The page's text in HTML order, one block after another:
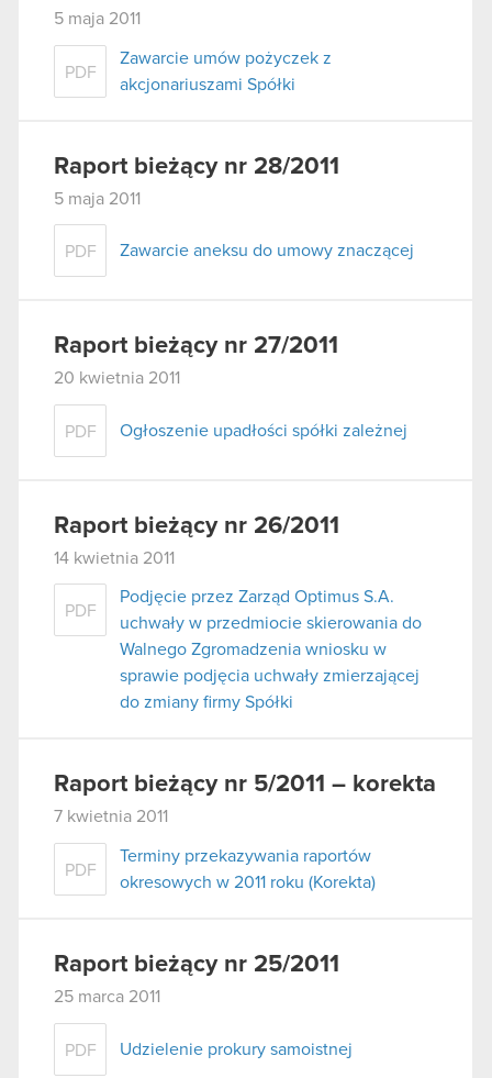
5 maja 2011
PDF
Zawarcie umów pożyczek z
akcjonariuszami Spółki
Raport bieżący nr 28/2011
5 maja 2011
PDF Zawarcie aneksu do umowy znaczącej
Raport bieżący nr 27/2011
20 kwietnia 2011
PDF Ogłoszenie upadłości spółki zależnej
Raport bieżący nr 26/2011
14 kwietnia 2011
PDF
Podjęcie przez Zarząd Optimus S.A.
uchwały w przedmiocie skierowania do
Walnego Zgromadzenia wniosku w
sprawie podjęcia uchwały zmierzającej
do zmiany firmy Spółki
Raport bieżący nr 5/2011 – korekta
7 kwietnia 2011
PDF
Terminy przekazywania raportów
okresowych w 2011 roku (Korekta)
Raport bieżący nr 25/2011
25 marca 2011
PDF Udzielenie prokury samoistnej